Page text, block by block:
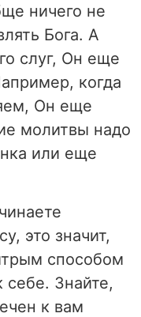
ничего не
Бога. А
слуг, Он еще
когда
Он еще
молитвы надо
или еще
это значит,
способом
себе. Знайте,
к вам